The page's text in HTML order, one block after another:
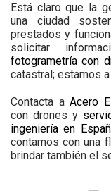
Está claro que la
una ciudad
prestados y
solicitar
fotogrametría con
catastral; estamos
Contacta a Acero
con drones y
ingeniería en
contamos con una
brindar también el